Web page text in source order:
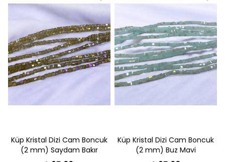
Küp Kristal Dizi Cam Boncuk
(2 mm) Saydam Bakır
Küp Kristal Dizi Cam Boncuk
(2 mm) Buz Mavi